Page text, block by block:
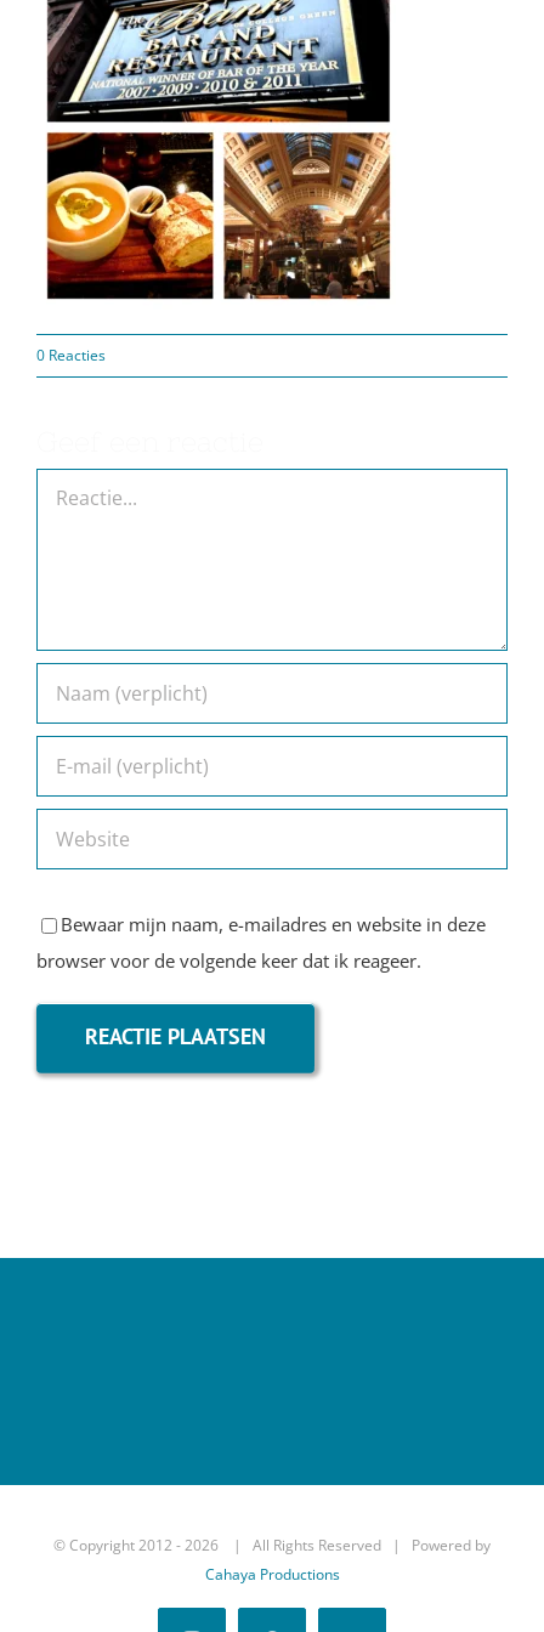
0 Reacties
Reactie
Bewaar mijn naam, e-mailadres en website in deze
browser voor de volgende keer dat ik reageer.
© Copyright 2012 -2026 | All Rights Reserved | Powered by
Cahaya Productions